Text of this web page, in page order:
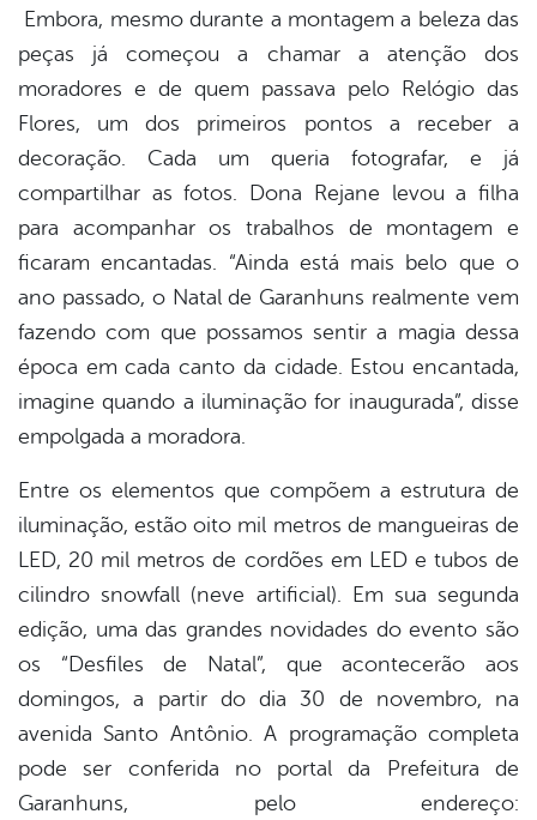
Embora, mesmo durante a montagem a beleza das
peças já começou a chamar a atenção dos
moradores e de quem passava pelo Relógio das
Flores, um dos primeiros pontos a receber a
decoração. Cada um queria fotografar, e já
compartilhar as fotos. Dona Rejane levou a filha
para acompanhar os trabalhos de montagem e
ficaram encantadas. “Ainda está mais belo que o
ano passado, o Natal de Garanhuns realmente vem
fazendo com que possamos sentir a magia dessa
época em cada canto da cidade. Estou encantada,
imagine quando a iluminação for inaugurada”, disse
empolgada a moradora.
Entre os elementos que compõem a estrutura de
iluminação, estão oito mil metros de mangueiras de
LED, 20 mil metros de cordões em LED e tubos de
cilindro snowfall (neve artificial). Em sua segunda
edição, uma das grandes novidades do evento são
os “Desfiles de Natal”, que acontecerão aos
domingos, a partir do dia 30 de novembro, na
avenida Santo Antônio. A programação completa
pode ser conferida no portal da Prefeitura de
Garanhuns, pelo endereço: